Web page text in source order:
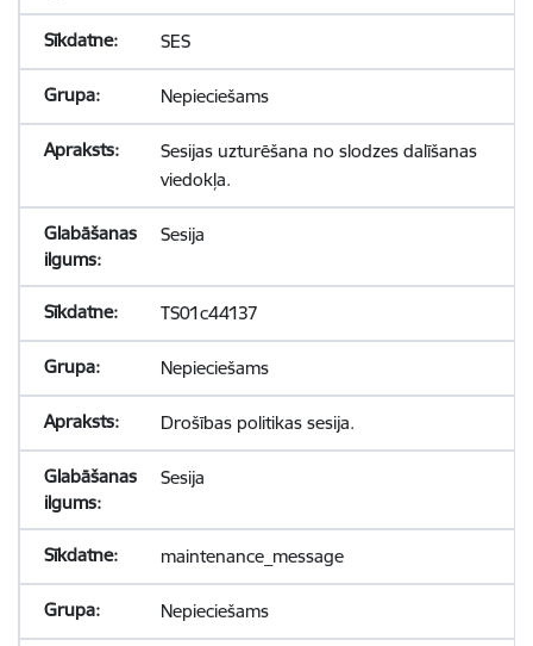
SES
Nepieciešams
Sesijas uzturēšana no slodzes dalīšanas
viedokļa.
Sesija
TS01c44137
Nepieciešams
Drošības politikas sesija.
Sesija
maintenance_message
Nepieciešams